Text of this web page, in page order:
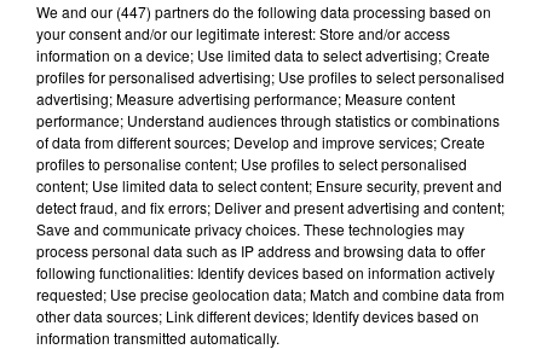
Lecture (3 min 8 sec)
Wilfried Penela
100% Loisir avec Thomas Cabrol
We and our (447) partnersdo the following data processing based on
your consent and/or our legitimate interest: Store and/or access
information on a device; Use limited data to select advertising; Create
profiles for personalised advertising; Use profiles to select personalised
advertising; Measure advertising performance; Measure content
performance; Understand audiences through statistics or combinations
of data from different sources; Develop and improve services; Create
profiles to personalise content; Use profiles to select personalised
content; Use limited data to select content; Ensure security, prevent and
detect fraud, and fix errors; Deliver and present advertising and content;
Save and communicate privacy choices. These technologies may
process personal data such as IP address and browsing data to offer
following functionalities: Identify devices based on information actively
requested; Use precise geolocation data; Match and combine data from
other data sources; Link different devices; Identify devices based on
information transmitted automatically.